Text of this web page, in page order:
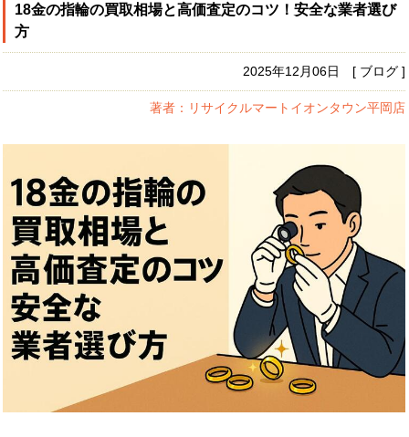
18金の指輪の買取相場と高価査定のコツ！安全な業者選び
方
2025年12月06日 [ ブログ ]
著者：リサイクルマートイオンタウン平岡店